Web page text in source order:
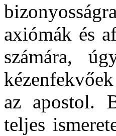
axiómák és
számára,
az apostol.
teljes